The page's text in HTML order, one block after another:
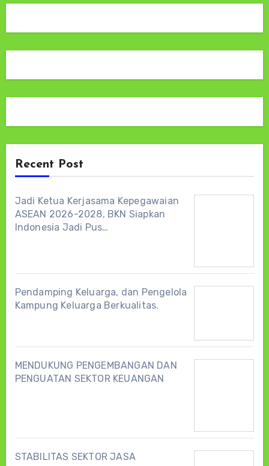
Recent Post
Jadi Ketua Kerjasama Kepegawaian
ASEAN 2026-2028, BKN Siapkan
Indonesia Jadi Pus…
Pendamping Keluarga, dan Pengelola
Kampung Keluarga Berkualitas.
MENDUKUNG PENGEMBANGAN DAN
PENGUATAN SEKTOR KEUANGAN
STABILITAS SEKTOR JASA